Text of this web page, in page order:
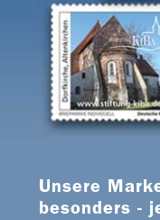
Unsere
besonders -